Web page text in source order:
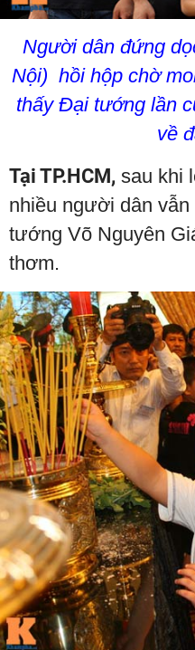
Người dân đứng
Nội) hồi hộp chờ
thấy Đại tướng lần
về
Tại TP.HCM, sau khi
nhiều người dân
tướng Võ Nguyên
thơm.